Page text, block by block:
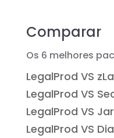
Comparar
Os 6 melhores
LegalProd VS
LegalProd VS
LegalProd VS
LegalProd VS